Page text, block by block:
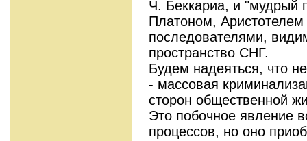
Ч. Беккариа, и "мудрый
Платоном,
последователями,
пространство СНГ.
Будем надеяться, что
- массовая
сторон общественной
Это побочное явление
процессов, но оно